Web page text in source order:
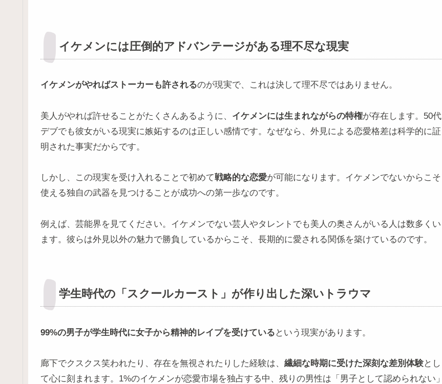
イケメンには圧倒的アドバンテージがある理不尽な現実
イケメンがやればストーカーも許されるのが現実で、これは決して理不尽ではありません。
美人がやれば許せることがたくさんあるように、 イケメンには生まれながらの特権が存在します。50代
デブでも彼女がいる現実に嫉妬するのは正しい感情です。なぜなら、外見による恋愛格差は科学的に証
明された事実だからです。
しかし、この現実を受け入れることで初めて戦略的な恋愛が可能になります。イケメンでないからこそ
使える独自の武器を見つけることが成功への第一歩なのです。
例えば、芸能界を見てください。イケメンでない芸人やタレントでも美人の奥さんがいる人は数多くい
ます。彼らは外見以外の魅力で勝負しているからこそ、長期的に愛される関係を築けているのです。
学生時代の「スクールカースト」が作り出した深いトラウマ
99%の男子が学生時代に女子から精神的レイプを受けている という現実があります。
廊下でクスクス笑われたり、存在を無視されたりした経験は、 繊細な時期に受けた深刻な差別体験とし
て心に刻まれます。1%のイケメンが恋愛市場を独占する中、残りの男性は「男子として認められない」